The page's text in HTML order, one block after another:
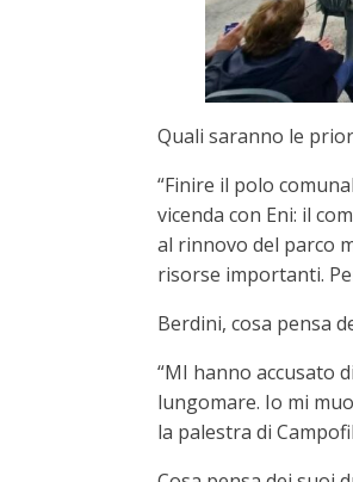
Quali saranno le
“Finire il polo
vicenda con Eni: il
al rinnovo del parco
risorse importanti.
Berdini, cosa pensa
“MI hanno accusato
lungomare. Io mi
la palestra di